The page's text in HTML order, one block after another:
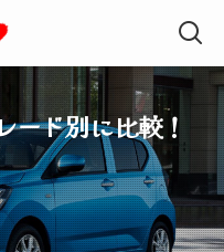
ド別に比較！